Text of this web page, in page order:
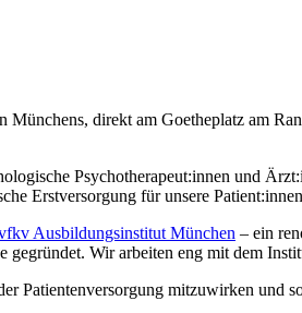
direkt am Goetheplatz am
Psychotherapeut:innen und
Erstversorgung für unsere
Ausbildungsinstitut München – ein
Wir arbeiten eng mit dem
Patientenversorgung mitzuwirken und